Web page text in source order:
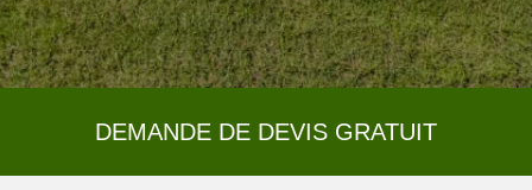
DEMANDE DE DEVIS GRATUIT